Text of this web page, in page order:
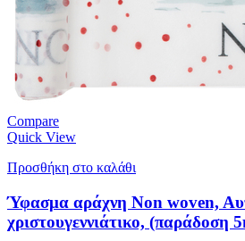
Compare
Quick View
Προσθήκη στο καλάθι
Ύφασμα αράχνη Non woven,
χριστουγεννιάτικο, (παράδοση